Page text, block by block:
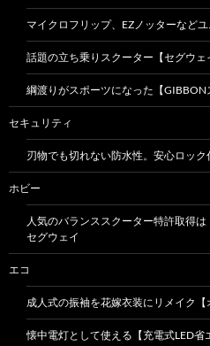
マイクロフリップ、EZノッターなど
話題の立ち乗りスクーター【セグウェ
綱渡りがスポーツになった【GIBBON
セキュリティ
刃物でも切れない防水性。安心ロック
ホビー
人気のバランススクーター特許取得
セグウェイ
エコ
成人式の振袖を花嫁衣装にリメイク【
懐中電灯として使える【充電式LED省